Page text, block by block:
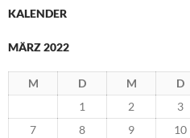
KALENDER
MÄRZ 2022
M D M D
1
2 3
7
8 9 10